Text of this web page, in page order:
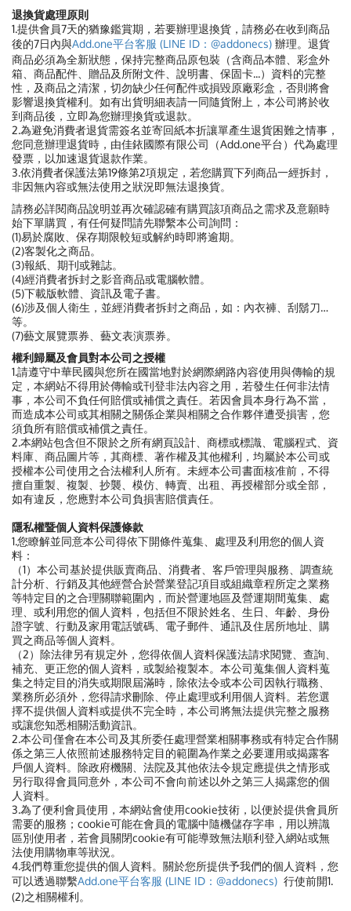
退換貨處理原則
1.提供會員7天的猶豫鑑賞期，若要辦理退換貨，請務必在收到商品
後的7日內與Add.one平台客服 (LINE ID：@addonecs) 辦理。退貨
商品必須為全新狀態，保持完整商品原包裝（含商品本體、彩盒外
箱、商品配件、贈品及所附文件、說明書、保固卡...）資料的完整
性，及商品之清潔，切勿缺少任何配件或損毀原廠彩盒，否則將會
影響退換貨權利。如有出貨明細表請一同隨貨附上，本公司將於收
到商品後，立即為您辦理換貨或退款。
2.為避免消費者退貨需簽名並寄回紙本折讓單產生退貨困難之情事，
您同意辦理退貨時，由佳銥國際有限公司（Add.one平台）代為處理
發票，以加速退貨退款作業。
3.依消費者保護法第19條第2項規定，若您購買下列商品一經拆封，
非因無內容或無法使用之狀況即無法退換貨。
請務必詳閱商品說明並再次確認確有購買該項商品之需求及意願時
始下單購買，有任何疑問請先聯繫本公司詢問：
(1)易於腐敗、保存期限較短或解約時即將逾期。
(2)客製化之商品。
(3)報紙、期刊或雜誌。
(4)經消費者拆封之影音商品或電腦軟體。
(5)下載版軟體、資訊及電子書。
(6)涉及個人衛生，並經消費者拆封之商品，如：內衣褲、刮鬍刀…
等。
(7)藝文展覽票券、藝文表演票券。
權利歸屬及會員對本公司之授權
1.請遵守中華民國與您所在國當地對於網際網路內容使用與傳輸的規
定，本網站不得用於傳輸或刊登非法內容之用，若發生任何非法情
事，本公司不負任何賠償或補償之責任。若因會員本身行為不當，
而造成本公司或其相關之關係企業與相關之合作夥伴遭受損害，您
須負所有賠償或補償之責任。
2.本網站包含但不限於之所有網頁設計、商標或標識、電腦程式、資
料庫、商品圖片等，其商標、著作權及其他權利，均屬於本公司或
授權本公司使用之合法權利人所有。未經本公司書面核准前，不得
擅自重製、複製、抄襲、模仿、轉賣、出租、再授權部分或全部，
如有違反，您應對本公司負損害賠償責任。
隱私權暨個人資料保護條款
1.您瞭解並同意本公司得依下開條件蒐集、處理及利用您的個人資
料：
（1）本公司基於提供販賣商品、消費者、客戶管理與服務、調查統
計分析、行銷及其他經營合於營業登記項目或組織章程所定之業務
等特定目的之合理關聯範圍內，而於營運地區及營運期間蒐集、處
理、或利用您的個人資料，包括但不限於姓名、生日、年齡、身份
證字號、行動及家用電話號碼、電子郵件、通訊及住居所地址、購
買之商品等個人資料。
（2）除法律另有規定外，您得依個人資料保護法請求閱覽、查詢、
補充、更正您的個人資料，或製給複製本。本公司蒐集個人資料蒐
集之特定目的消失或期限屆滿時，除依法令或本公司因執行職務、
業務所必須外，您得請求刪除、停止處理或利用個人資料。若您選
擇不提供個人資料或提供不完全時，本公司將無法提供完整之服務
或讓您知悉相關活動資訊。
2.本公司僅會在本公司及其所委任處理營業相關事務或有特定合作關
係之第三人依照前述服務特定目的範圍為作業之必要運用或揭露客
戶個人資料。除政府機關、法院及其他依法令規定應提供之情形或
另行取得會員同意外，本公司不會向前述以外之第三人揭露您的個
人資料。
3.為了便利會員使用，本網站會使用cookie技術，以便於提供會員所
需要的服務；cookie可能在會員的電腦中隨機儲存字串，用以辨識
區別使用者，若會員關閉cookie有可能導致無法順利登入網站或無
法使用購物車等狀況。
4.我們尊重您提供的個人資料。關於您所提供予我們的個人資料， 您
可以透過聯繫Add.one平台客服 (LINE ID：@addonecs) 行使前開1.
(2)之相關權利。